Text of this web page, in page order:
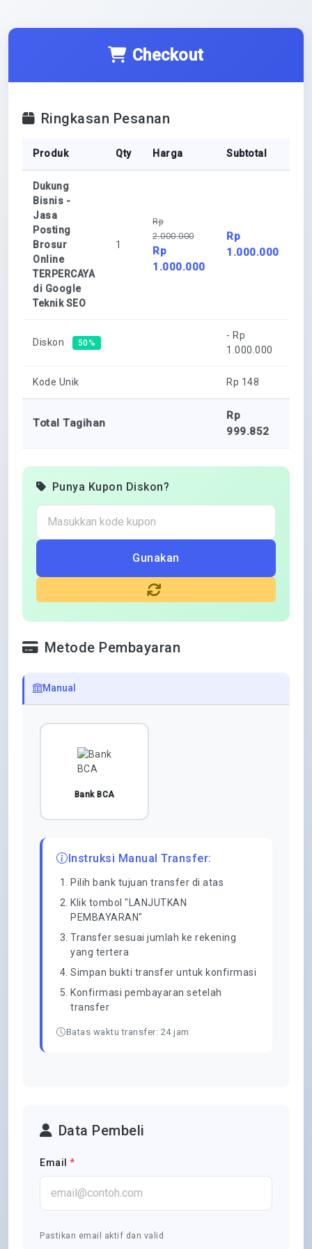
Checkout
Ringkasan Pesanan
Produk Qty Harga Subtotal
Dukung
Bisnis -
Jasa
Posting
Brosur
Online
TERPERCAYA
di Google
Teknik SEO
1
Rp
2.000.000
Rp
1.000.000
Rp
1.000.000
Diskon 50%
- Rp
1.000.000
Kode Unik Rp 148
Total Tagihan
Rp
999.852
Punya Kupon Diskon?
Gunakan
Metode Pembayaran
Manual
Bank BCA
Instruksi Manual Transfer:
Pilih bank tujuan transfer di atas
Klik tombol "LANJUTKAN
PEMBAYARAN"
Transfer sesuai jumlah ke rekening
yang tertera
Simpan bukti transfer untuk konfirmasi
Konfirmasi pembayaran setelah
transfer
Batas waktu transfer: 24 jam
Data Pembeli
Email *
Pastikan email aktif dan valid